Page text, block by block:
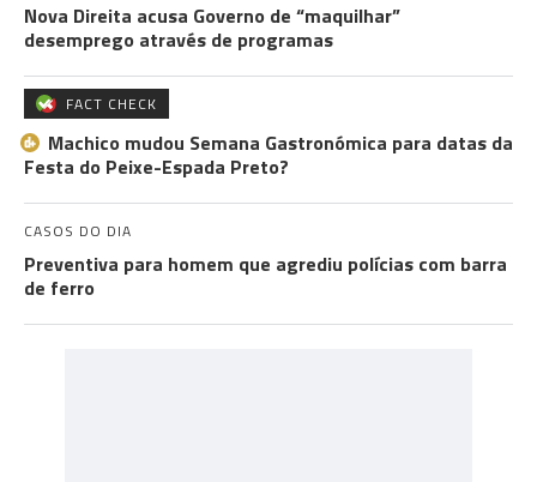
Nova Direita acusa Governo de “maquilhar”
desemprego através de programas
FACT CHECK
Machico mudou Semana Gastronómica para datas da
Festa do Peixe-Espada Preto?
CASOS DO DIA
Preventiva para homem que agrediu polícias com barra
de ferro